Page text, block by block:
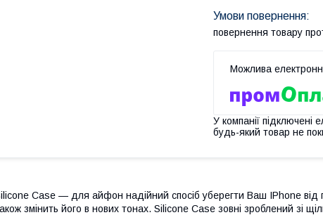
повернення товару
У компанії підключені
будь-який товар не
Case — для айфон надійний спосіб уберегти Ваш IPhone від
змінить його в нових тонах. Silicone Case зовні зроблений зі